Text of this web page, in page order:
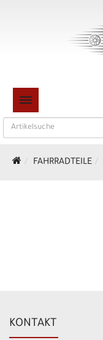
TOGGLE NAVIGATION
FAHRRADTEILE
KONTAKT